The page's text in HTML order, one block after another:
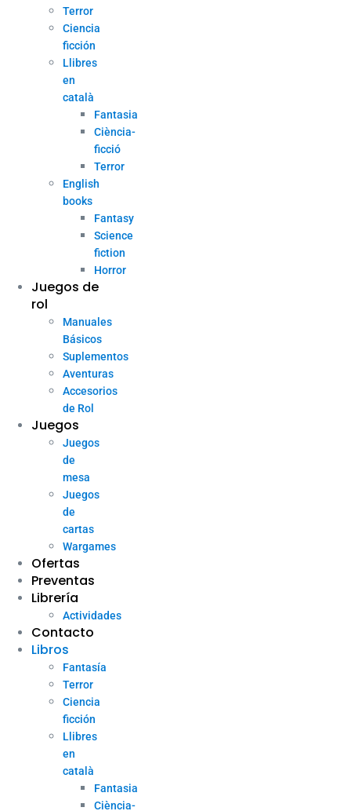
Terror
Ciencia
ficción
Llibres
en
català
Fantasia
Ciència-
ficció
Terror
English
books
Fantasy
Science
fiction
Horror
Juegos de
rol
Manuales
Básicos
Suplementos
Aventuras
Accesorios
de Rol
Juegos
Juegos
de
mesa
Juegos
de
cartas
Wargames
Ofertas
Preventas
Librería
Actividades
Contacto
Libros
Fantasía
Terror
Ciencia
ficción
Llibres
en
català
Fantasia
Ciència-